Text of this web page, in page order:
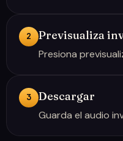
2 Previsualiza
Presiona
3 Descargar
Guarda el audio